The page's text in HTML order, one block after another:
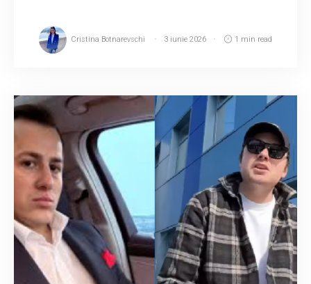
Cristina Botnarevschi 3 iunie 2026 1 min read